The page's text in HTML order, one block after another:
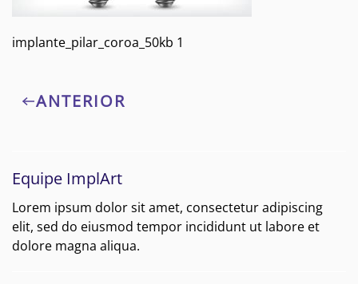
implante_pilar_coroa_50kb 1
ANTERIOR
Equipe ImplArt
Lorem ipsum dolor sit amet, consectetur adipiscing
elit, sed do eiusmod tempor incididunt ut labore et
dolore magna aliqua.